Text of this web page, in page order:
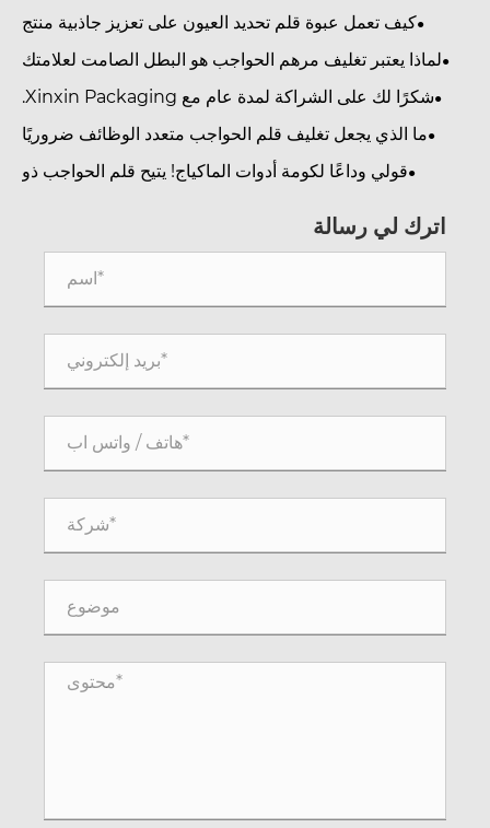
هي مهمة في صناعة مستحضرات التجميل الحديثة
كيف تعمل عبوة قلم تحديد العيون على تعزيز جاذبية منتج
التجميل؟
لماذا يعتبر تغليف مرهم الحواجب هو البطل الصامت لعلامتك
التجارية؟
شكرًا لك على الشراكة لمدة عام مع Xinxin Packaging.
ما الذي يجعل تغليف قلم الحواجب متعدد الوظائف ضروريًا
لماركات التجميل؟
قولي وداعًا لكومة أدوات الماكياج! يتيح قلم الحواجب ذو
اترك لي رسالة